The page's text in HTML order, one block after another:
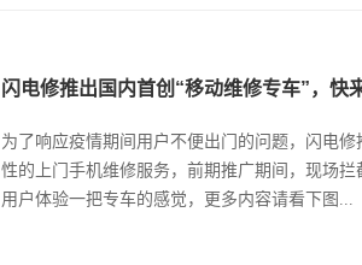
闪电修推出国内首创“移动维修专车”，快
为了响应疫情期间用户不便出门的问题，闪电
性的上门手机维修服务，前期推广期间，现场
用户体验一把专车的感觉，更多内容请看下图...